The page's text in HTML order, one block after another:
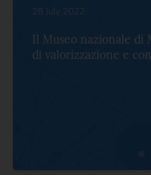
28 July 2022
Il Museo nazionale di
di valorizzazione e